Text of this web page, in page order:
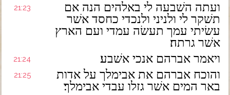
21:23
ועתה השׁבעה לי באלהים הנה אם
תשׁקר לי ולניני ולנכדי כחסד אשׁר
עשׂיתי עמך תעשׂה עמדי ועם הארץ
אשׁר גרתה׃
21:24 ויאמר אברהם אנכי אשׁבע׃
21:25
והוכח אברהם את אבימלך על אדות
באר המים אשׁר גזלו עבדי אבימלך׃